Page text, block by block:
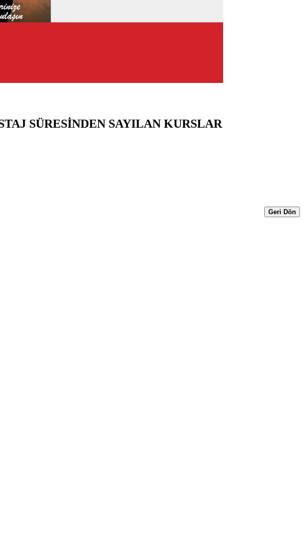
SÜRESİNDEN SAYILAN KURSLAR
Geri Dön